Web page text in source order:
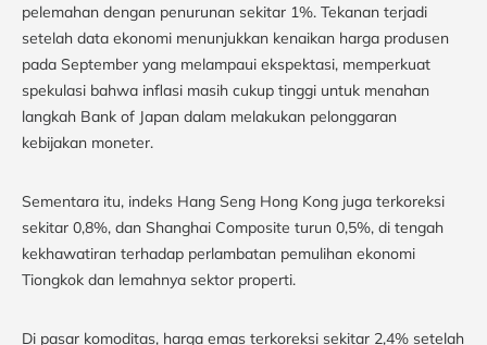
pelemahan dengan penurunan sekitar 1%. Tekanan terjadi
setelah data ekonomi menunjukkan kenaikan harga produsen
pada September yang melampaui ekspektasi, memperkuat
spekulasi bahwa inflasi masih cukup tinggi untuk menahan
langkah Bank of Japan dalam melakukan pelonggaran
kebijakan moneter.
Sementara itu, indeks Hang Seng Hong Kong juga terkoreksi
sekitar 0,8%, dan Shanghai Composite turun 0,5%, di tengah
kekhawatiran terhadap perlambatan pemulihan ekonomi
Tiongkok dan lemahnya sektor properti.
Di pasar komoditas, harga emas terkoreksi sekitar 2,4% setelah